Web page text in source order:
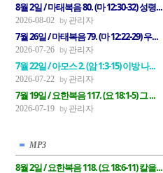
8월 2일 / 마태복음 80. (마 12:30-32) 성령...
2026-08-02 관리자
7월 26일 / 마태복음 79. (마 12:22-29) 우...
2026-07-26 관리자
7월 22일 / 아모스 2. (암 1:3-15) 이방 나...
2026-07-22 관리자
7월 19일 / 요한복음 117. (요 18:1-5) 그 ...
2026-07-19 관리자
MP3
8월 2일 / 요한복음 118. (요 18:6-11) 칼을...